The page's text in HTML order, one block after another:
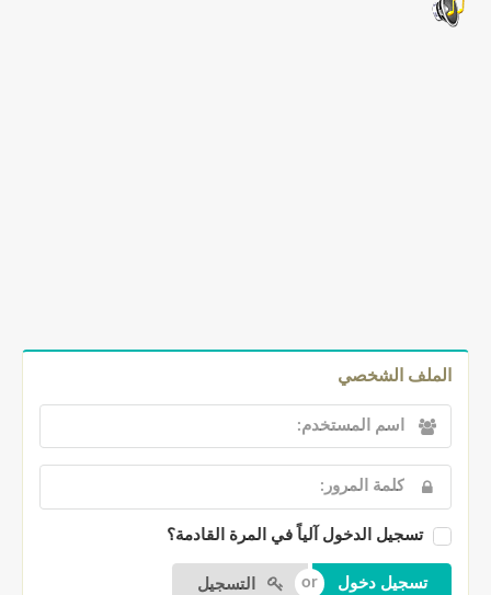
الملف الشخصي
تسجيل الدخول آلياً في المرة القادمة؟
التسجيل